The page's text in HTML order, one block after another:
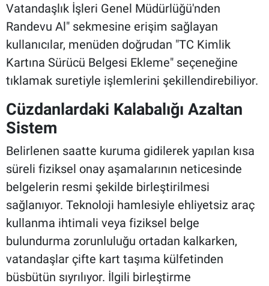
Vatandaşlık İşleri Genel Müdürlüğü'nden
Randevu Al" sekmesine erişim sağlayan
kullanıcılar, menüden doğrudan "TC Kimlik
Kartına Sürücü Belgesi Ekleme" seçeneğine
tıklamak suretiyle işlemlerini şekillendirebiliyor.
Cüzdanlardaki Kalabalığı Azaltan
Sistem
Belirlenen saatte kuruma gidilerek yapılan kısa
süreli fiziksel onay aşamalarının neticesinde
belgelerin resmi şekilde birleştirilmesi
sağlanıyor. Teknoloji hamlesiyle ehliyetsiz araç
kullanma ihtimali veya fiziksel belge
bulundurma zorunluluğu ortadan kalkarken,
vatandaşlar çifte kart taşıma külfetinden
büsbütün sıyrılıyor. İlgili birleştirme